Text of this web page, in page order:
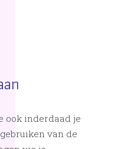
ook inderdaad je
van de